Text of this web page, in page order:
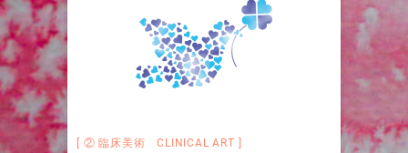
② 臨床美術 CLINICAL ART